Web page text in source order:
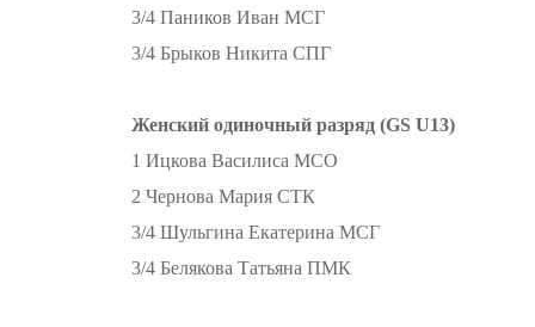
3/4 Паников Иван МСГ
3/4 Брыков Никита СПГ
Женский одиночный разряд (GS U13)
1 Ицкова Василиса МСО
2 Чернова Мария СТК
3/4 Шульгина Екатерина МСГ
3/4 Белякова Татьяна ПМК